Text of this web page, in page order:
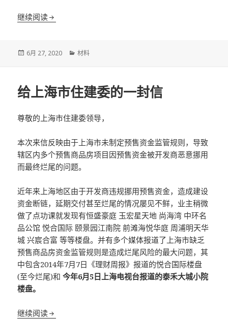
继续阅读举报上海长兴岛泰禾大城小院项目开发商违法骗取截
发
6月 27, 2020
分
材料
给上海市住建委的一封信
尊敬的上海市住建委领导，
本次来信反映由于上海市未制定预售资金监管规则，导致
辖区内多个预售商品房项目因预售资金被开发商恶意挪用
而最终烂尾的问题。
近年来上海地区由于开发商违规挪用预售资金，造成建设
资金断链，延期交付甚至烂尾的情况屡见不鲜，业主稍微
做了点功课就发现有恒盛豪庭 玉宏星天地 尚海湾 中环名
品公馆 悦合国际 颐景园江南院 前滩海悦华庭 周浦明天华
城 兴宸合富 等等楼盘。并有多个媒体报道了上海市缺乏
预售商品房资金监管规则是造成烂尾风险的最大问题，其
中包含2014年7月7日《理财周报》报道的悦合国际楼盘
(至今烂尾)和今年6月5日上海电视台报道的泰禾大城小院
楼盘。
继续阅读给上海市住建委的一封信